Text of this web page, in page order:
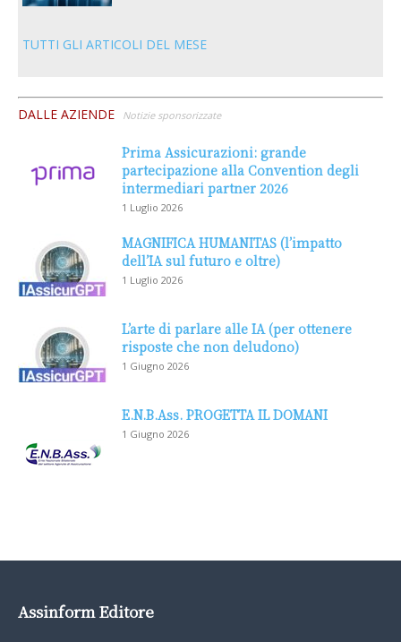
TUTTI GLI ARTICOLI DEL MESE
DALLE AZIENDE Notizie sponsorizzate
Prima Assicurazioni: grande
partecipazione alla Convention degli
intermediari partner 2026
1 Luglio 2026
MAGNIFICA HUMANITAS (l’impatto
dell’IA sul futuro e oltre)
1 Luglio 2026
L’arte di parlare alle IA (per ottenere
risposte che non deludono)
1 Giugno 2026
E.N.B.Ass. PROGETTA IL DOMANI
1 Giugno 2026
Assinform Editore